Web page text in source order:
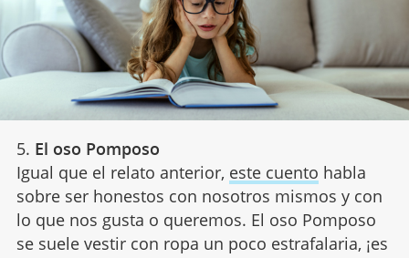
5. El oso Pomposo
Igual que el relato anterior, este cuento habla
sobre ser honestos con nosotros mismos y con
lo que nos gusta o queremos. El oso Pomposo
se suele vestir con ropa un poco estrafalaria, ¡es